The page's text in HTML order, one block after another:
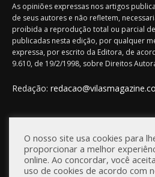
As opiniões expressas nos artigos
de seus autores e não refletem,
proibida a reprodução total ou parcial
publicadas nesta edição, por qualquer
expressa, por escrito da Editora, de
9.610, de 19/2/1998, sobre Direitos
Redação:
FIQUE
O nosso site usa cookies para
proporcionar a melhor
online. Ao concordar, você
uso de cookies de acordo com